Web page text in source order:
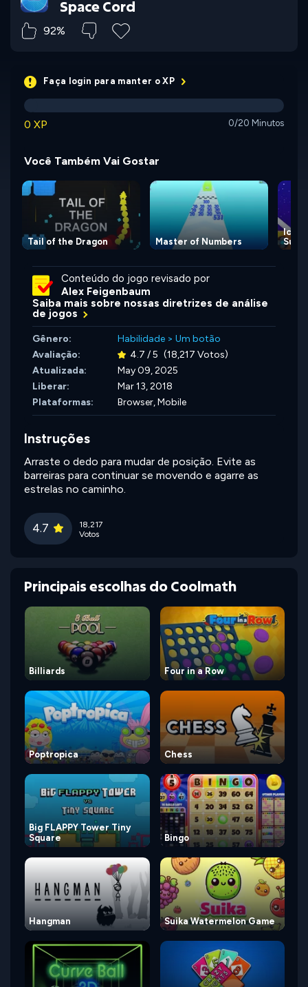
Space Cord
92%
Faça login para manter o XP
0 XP 0/20 Minutos
Você Também Vai Gostar
Tail of the Dragon Master of Numbers
Icy
Conteúdo do jogo revisado por
Alex Feigenbaum
Saiba mais sobre nossas diretrizes de análise
de jogos
Gênero: Habilidade > Um botão
Avaliação:
4.7 / 5 (18,217 Votos)
Atualizada:
May 09, 2025
Liberar:
Mar 13, 2018
Plataformas:
Browser, Mobile
Instruções
Arraste o dedo para mudar de posição. Evite as
barreiras para continuar se movendo e agarre as
estrelas no caminho.
4.7
18,217
Votos
Principais escolhas do Coolmath
Billiards Four in a Row
Poptropica Chess
Big FLAPPY Tower Tiny
Square
Bingo
Hangman Suika Watermelon Game